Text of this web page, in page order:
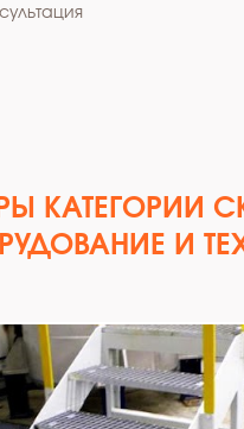
КАТЕГОРИИ
И